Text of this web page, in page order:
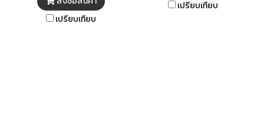
สำหรับเป็นทั้งเครื่องเสียง
คุณภาพสูงและเฟอร์นิเจอร์ชิ้น
เปรียบเทียบ
เปรียบเทียบ